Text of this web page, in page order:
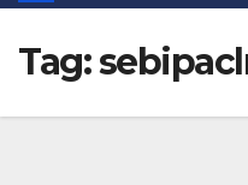
Tag: